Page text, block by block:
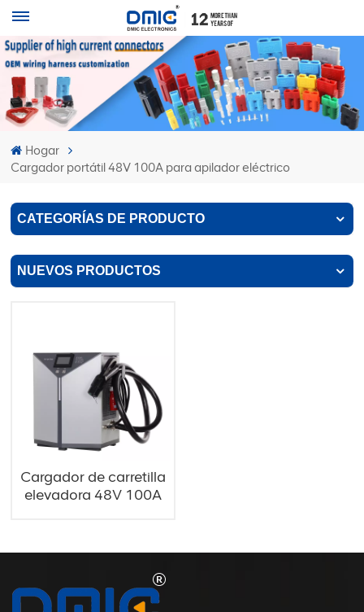
Hogar
Cargador portátil 48V 100A para apilador eléctrico
CATEGORÍAS DE PRODUCTO
NUEVOS PRODUCTOS
Cargador de carretilla
elevadora 48V 100A